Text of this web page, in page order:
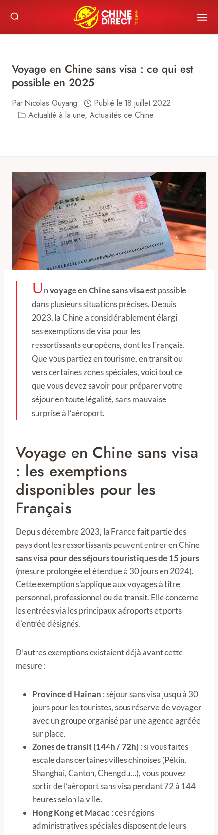
content
Voyage en Chine sans visa : ce qui est
possible en 2025
ParNicolas Ouyang Publié le 18 juillet 2022
Actualité à la une, Actualités de Chine
Unvoyage en Chine sans visaest possible
dans plusieurs situations précises. Depuis
2023, la Chine a considérablement élargi
ses exemptions de visa pour les
ressortissants européens, dont les Français.
Que vous partiez en tourisme, en transit ou
vers certaines zones spéciales, voici tout ce
que vous devez savoir pour préparer votre
séjour en toute légalité, sans mauvaise
surprise à l’aéroport.
Voyage en Chine sans visa
: les exemptions
disponibles pour les
Français
Depuis décembre 2023, la France fait partie des
pays dont les ressortissants peuvent entrer en Chine
sans visa pour des séjours touristiques de 15 jours
(mesure prolongée et étendue à 30 jours en 2024).
Cette exemption s’applique aux voyages à titre
personnel, professionnel ou de transit. Elle concerne
les entrées via les principaux aéroports et ports
d’entrée désignés.
D’autres exemptions existaient déjà avant cette
mesure :
Province d’Hainan : séjour sans visa jusqu’à 30
jours pour les touristes, sous réserve de voyager
avec un groupe organisé par une agence agréée
sur place.
Zones de transit (144h / 72h): si vous faites
escale dans certaines villes chinoises (Pékin,
Shanghai, Canton, Chengdu…), vous pouvez
sortir de l’aéroport sans visa pendant 72 à 144
heures selon la ville.
Hong Kong et Macao : ces régions
administratives spéciales disposent de leurs